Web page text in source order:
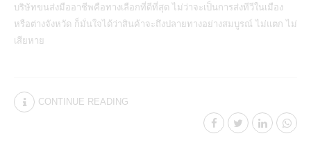
บริษัทขนส่งมืออาชีพคือทางเลือกที่ดีที่สุด ไม่ว่าจะเป็นการส่งทีวีในเมือง
หรือต่างจังหวัด ก็มั่นใจได้ว่าสินค้าจะถึงปลายทางอย่างสมบูรณ์ ไม่แตก ไม่
เสียหาย
CONTINUE READING